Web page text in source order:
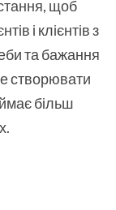
щоб
і клієнтів з
та бажання
створювати
більш